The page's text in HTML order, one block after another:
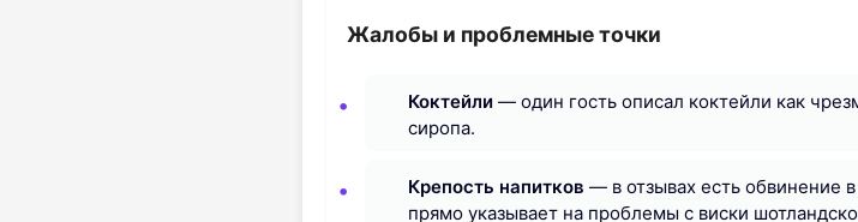
Жалобы и проблемные точки
Коктейли — один гость описал коктейли как
сиропа.
Крепость напитков — в отзывах есть обвинение
прямо указывает на проблемы с виски